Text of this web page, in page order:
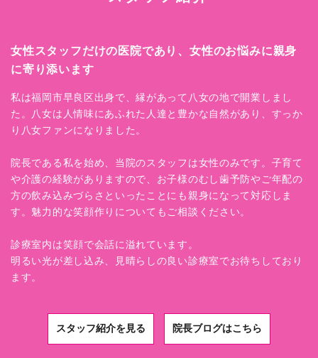
女性スタッフだけの医院であり、女性のお悩みに親身
に寄り添います
私は福岡市早良区出身で、縁があって八女の地で開業しまし
た。八女は人情味にあふれた人達と豊かな自然があり、すっか
り八女ファンになりました。
院長である私を始め、当院のスタッフは女性のみです。子育て
や介護の経験がありますので、お子様のむし歯予防やご年配の
方の飲み込みづらさといったことにも親身になって対応しま
す。魅力的な笑顔作りについてもご相談ください。
診療室内は笑顔で会話に溢れています。
明るい光が差し込み、見晴らしの良い診療室でお待ちしており
ます。
スタッフ紹介を見る 院長ブログはこちら